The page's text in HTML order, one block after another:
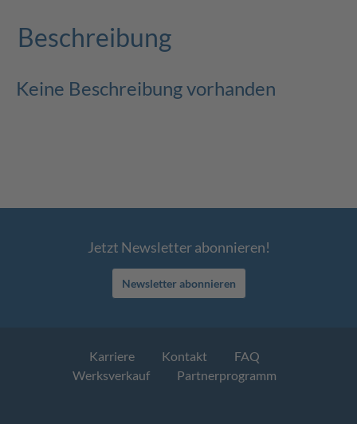
Beschreibung
Keine Beschreibung vorhanden
Jetzt Newsletter abonnieren!
Newsletter abonnieren
Karriere Kontakt
FAQ
Werksverkauf
Partnerprogramm